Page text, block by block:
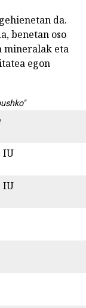
da.
benetan oso
mineralak eta
egon
IU
IU